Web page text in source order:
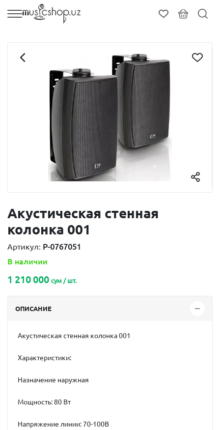
Акустическая стенная
колонка 001
Артикул: P-0767051
В наличии
1 210 000 сум / шт.
ОПИСАНИЕ
Акустическая стенная колонка 001
Характеристики:
Назначение наружная
Мощность: 80 Вт
Напряжение линии: 70-100В